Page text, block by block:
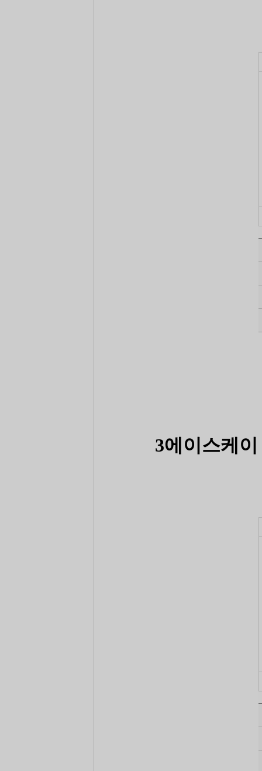
3에이스케